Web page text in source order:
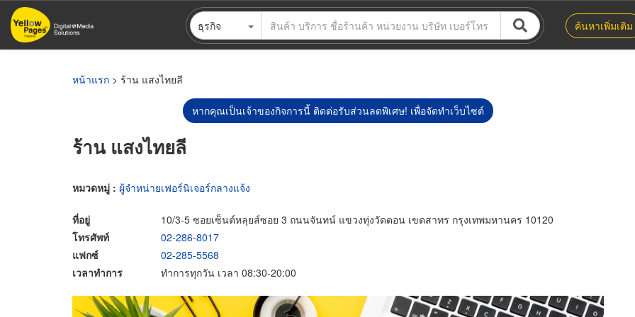
ข้าม
ไป
ธุรกิจ ค้นหาเพิ่มเติม
หน้าแรก > ร้าน แสงไทยลี
หากคุณเป็นเจ้าของกิจการนี้ ติดต่อรับส่วนลดพิเศษ! เพื่อจัดทำเว็บไซต์
ร้าน แสงไทยลี
หมวดหมู่ : ผู้จำหน่ายเฟอร์นิเจอร์กลางแจ้ง
ที่อยู่
10/3-5 ซอยเซ็นต์หลุยส์ซอย 3 ถนนจันทน์ แขวงทุ่งวัดดอน เขตสาทร กรุงเทพมหานคร 10120
โทรศัพท์
02-286-8017
แฟกซ์
02-285-5568
เวลาทำการ
ทำการทุกวัน เวลา 08:30-20:00